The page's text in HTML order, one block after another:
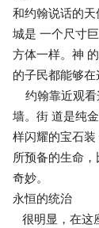
和约翰说话的
城是 一个尺寸
方体一样。神
的子民都能够在
约翰靠近观看
墙。街 道是纯
样闪耀的宝石
所预备的生命
奇妙。
永恒的统治
很明显，在这